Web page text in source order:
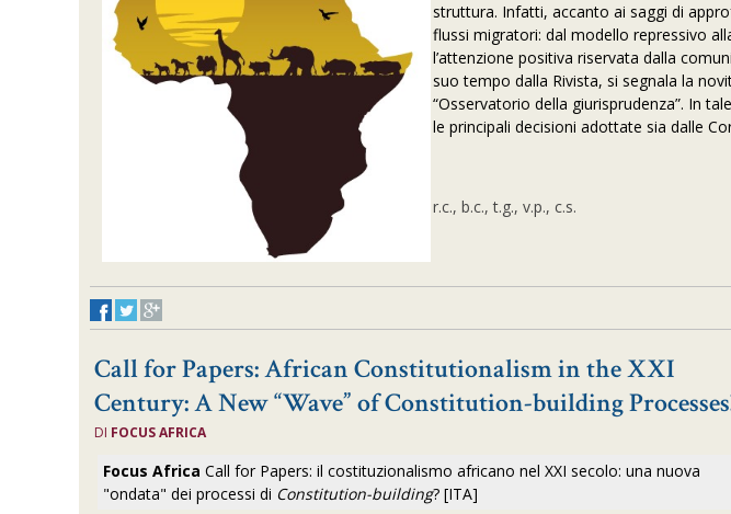
struttura. Infatti, accanto ai saggi di
flussi migratori: dal modello repressivo
l’attenzione positiva riservata dalla
suo tempo dalla Rivista, si segnala la
“Osservatorio della giurisprudenza”. In
le principali decisioni adottate sia dalle
r.c., b.c., t.g., v.p., c.s.
Call for Papers: African Constitutionalism in the XXI
Century: A New “Wave” of Constitution-building
DI FOCUS AFRICA
Focus Africa Call for Papers: il costituzionalismo africano nel XXI secolo: una nuova
"ondata" dei processi di Constitution-building? [ITA]